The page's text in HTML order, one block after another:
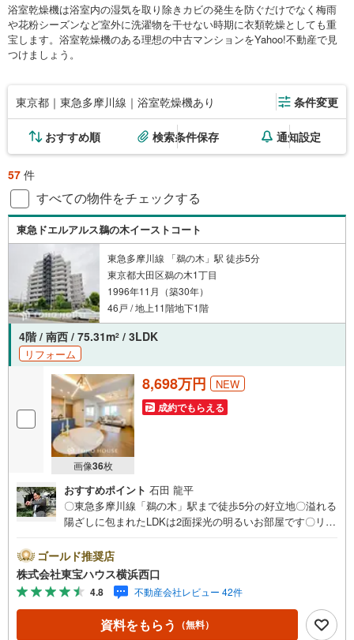
浴室乾燥機は浴室内の湿気を取り除きカビの発生を防ぐだけでなく梅雨
や花粉シーズンなど室外に洗濯物を干せない時期に衣類乾燥としても重
宝します。浴室乾燥機のある理想の中古マンションをYahoo!不動産で見
つけましょう。
東京都｜東急多摩川線｜浴室乾燥機あり 条件変更
おすすめ順 検索条件保存 通知設定
57 件
すべての物件をチェックする
東急ドエルアルス鵜の木イーストコート
東急多摩川線 「鵜の木」駅 徒歩5分
東京都大田区鵜の木1丁目
1996年11月（築30年）
46戸 / 地上11階地下1階
4階 / 南西 / 75.31m2 / 3LDK
リフォーム
画像36枚
8,698万円 NEW
成約でもらえる
おすすめポイント 石田 龍平
〇東急多摩川線「鵜の木」駅まで徒歩5分の好立地〇溢れる
陽ざしに包まれたLDKは2面採光の明るいお部屋です〇リノ
o！ 不動産キャンペーン対象店舗ーーーー当店で物件を成
約するとPayPayボーナスライトがもらえる「Yahoo！ 不動
産 物件ご成約キャンペーン」の対象になります。「資料を
もらう」「見学予約をする」ボタンからお問い合わせくだ
さい。※必ずYahoo！ JAPAN IDでログインしてください。
※PayPayボーナスライトは出金と譲渡はできません。有効
ゴールド推奨店
株式会社東宝ハウス横浜西口
4.8 不動産会社レビュー 42件
資料をもらう （無料）